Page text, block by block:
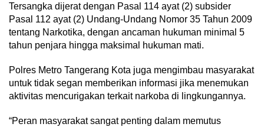
Tersangka dijerat dengan Pasal 114 ayat (2) subsider
Pasal 112 ayat (2) Undang-Undang Nomor 35 Tahun 2009
tentang Narkotika, dengan ancaman hukuman minimal 5
tahun penjara hingga maksimal hukuman mati.
Polres Metro Tangerang Kota juga mengimbau masyarakat
untuk tidak segan memberikan informasi jika menemukan
aktivitas mencurigakan terkait narkoba di lingkungannya.
“Peran masyarakat sangat penting dalam memutus